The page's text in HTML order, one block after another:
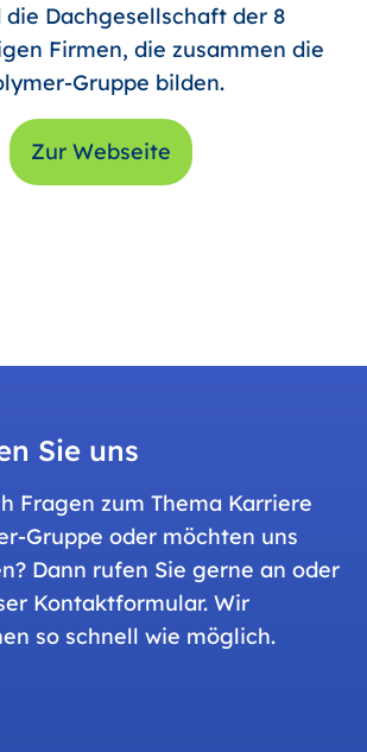
die Dachgesellschaft der 8
Firmen, die zusammen die
Gruppe bilden.
Zur Webseite
Sie uns
Fragen zum Thema Karriere
Gruppe oder möchten uns
Dann rufen Sie gerne an oder
Kontaktformular. Wir
so schnell wie möglich.